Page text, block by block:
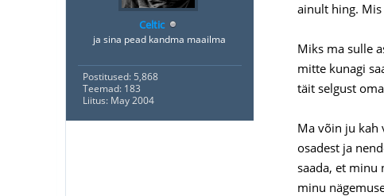
Celtic
ja sina pead kandma maailma
Postitused: 5,868
Teemad: 183
Liitus: May 2004
ainult hing. Mis
Miks ma sulle
mitte kunagi
täit selgust
Ma võin ju kah
osadest ja
saada, et minu
minu